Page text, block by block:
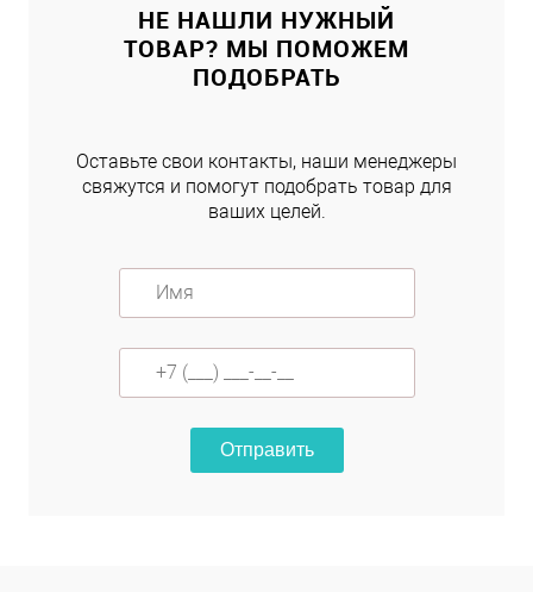
НЕ НАШЛИ НУЖНЫЙ
ТОВАР? МЫ ПОМОЖЕМ
ПОДОБРАТЬ
Оставьте свои контакты, наши менеджеры
свяжутся и помогут подобрать товар для
ваших целей.
Отправить